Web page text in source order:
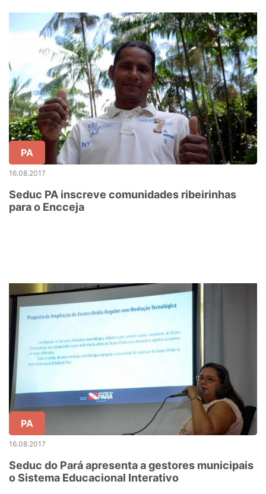
PA
16.08.2017
Seduc PA inscreve comunidades ribeirinhas
para o Encceja
PA
16.08.2017
Seduc do Pará apresenta a gestores municipais
o Sistema Educacional Interativo